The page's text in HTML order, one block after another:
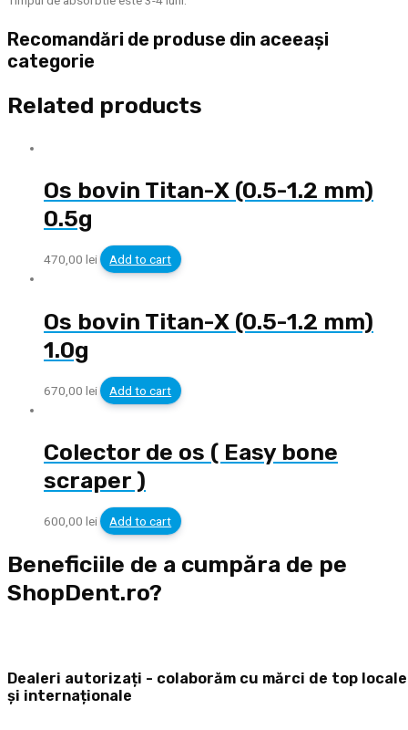
Recomandări de produse din aceeași
categorie
Related products
Os bovin Titan-X (0.5-1.2 mm)
0.5g
470,00 lei Add to cart
Os bovin Titan-X (0.5-1.2 mm)
1.0g
670,00 lei Add to cart
Colector de os ( Easy bone
scraper )
600,00 lei Add to cart
Beneficiile de a cumpăra de pe
ShopDent.ro?
Dealeri autorizați - colaborăm cu mărci de top locale
și internaționale